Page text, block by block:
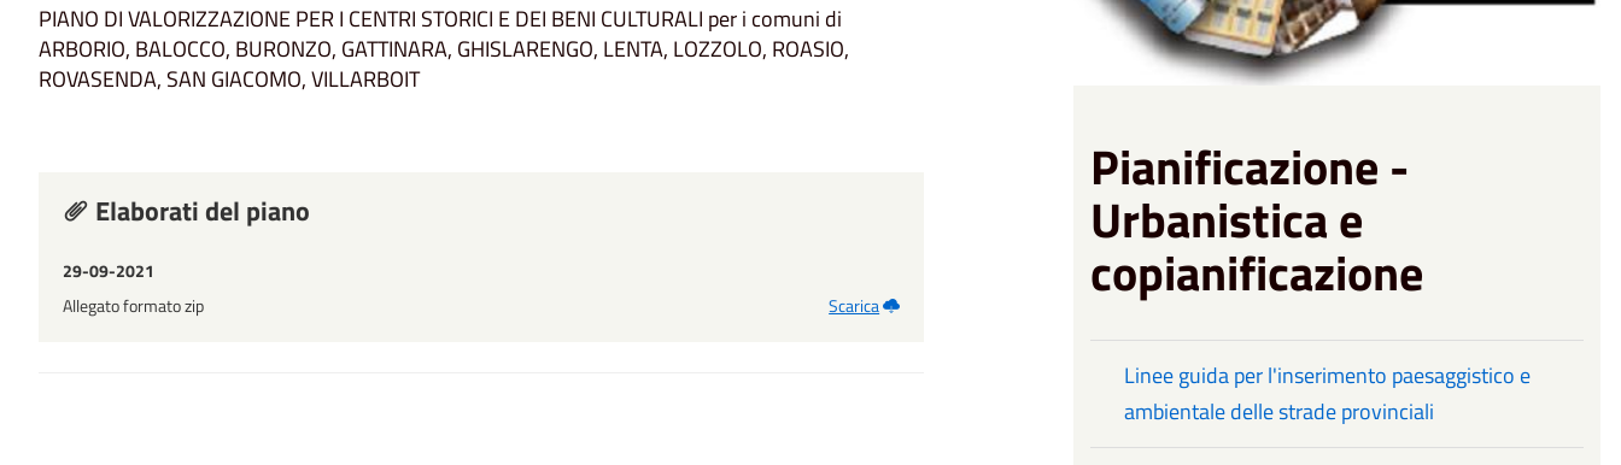
PIANO DI VALORIZZAZIONE PER I CENTRI STORICI E DEI BENI CULTURALI per i comuni di
ARBORIO, BALOCCO, BURONZO, GATTINARA, GHISLARENGO, LENTA, LOZZOLO, ROASIO,
ROVASENDA, SAN GIACOMO, VILLARBOIT
Elaborati del piano
29-09-2021
Allegato formato zip
Scarica
Pianificazione -
Urbanistica e
copianificazione
Linee guida per l'inserimento paesaggistico e
ambientale delle strade provinciali